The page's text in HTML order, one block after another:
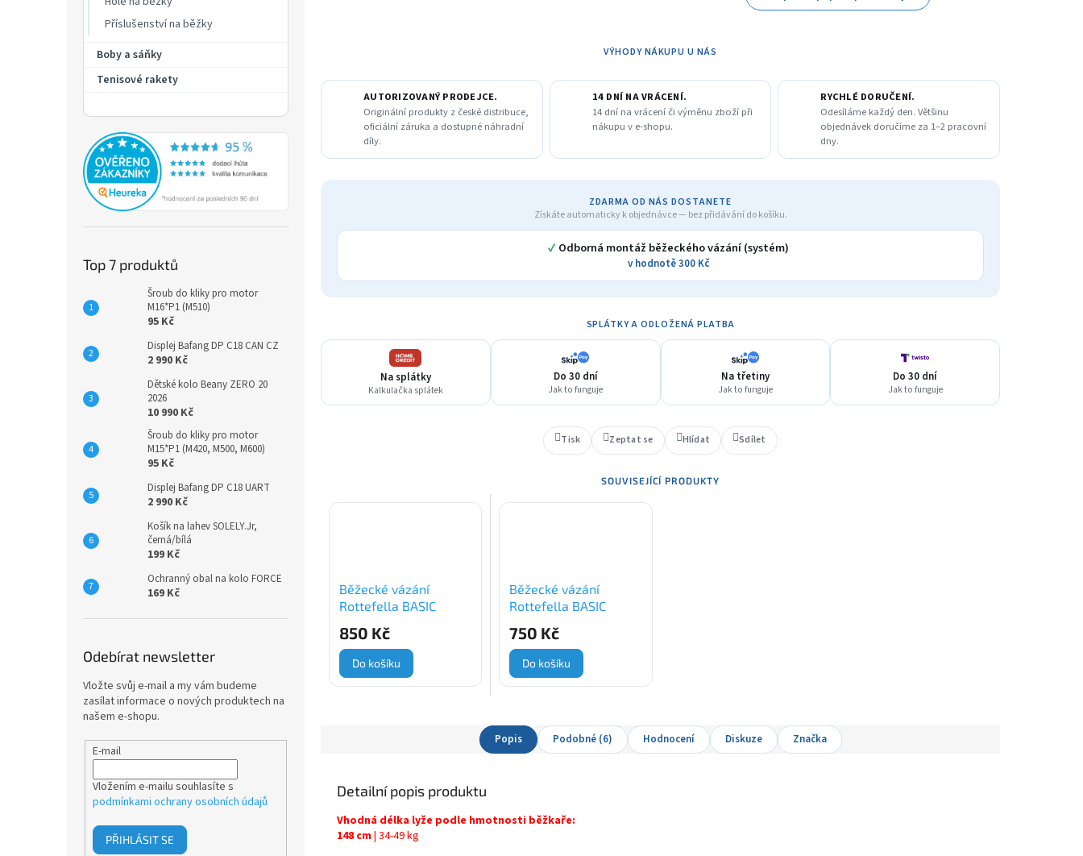
Příslušenství na běžky
Boby a sáňky
Tenisové rakety
Top 7 produktů
Šroub do kliky pro motor
M16*P1 (M510)
95 Kč
Displej Bafang DP C18 CAN CZ
2 990 Kč
Dětské kolo Beany ZERO 20
2026
10 990 Kč
Šroub do kliky pro motor
M15*P1 (M420, M500, M600)
95 Kč
Displej Bafang DP C18 UART
2 990 Kč
Košík na lahev SOLELY.Jr,
černá/bílá
199 Kč
Ochranný obal na kolo FORCE
169 Kč
Odebírat newsletter
Vložte svůj e-mail a my vám budeme
zasílat informace o nových produktech na
našem e-shopu.
E-mail
Vložením e-mailu souhlasíte s
podmínkami ochrany osobních údajů
PŘIHLÁSIT SE
VÝHODY NÁKUPU U NÁS
AUTORIZOVANÝ PRODEJCE.
Originální produkty z české distribuce,
oficiální záruka a dostupné náhradní
díly.
14 DNÍ NA VRÁCENÍ.
14 dní na vrácení či výměnu zboží při
nákupu v e-shopu.
RYCHLÉ DORUČENÍ.
Odesíláme každý den. Většinu
objednávek doručíme za 1–2 pracovní
dny.
ZDARMA OD NÁS DOSTANETE
Získáte automaticky k objednávce — bez přidávání do košíku.
✓ Odborná montáž běžeckého vázání (systém)
v hodnotě 300 Kč
SPLÁTKY A ODLOŽENÁ PLATBA
Na splátky
Kalkulačka splátek
Do 30 dní
Jak to funguje
Na třetiny
Jak to funguje
Do 30 dní
Jak to funguje
Tisk Zeptat se Hlídat Sdílet
SOUVISEJÍCÍ PRODUKTY
Běžecké vázání
Rottefella BASIC
850 Kč
Do košíku
Běžecké vázání
Rottefella BASIC
750 Kč
Do košíku
Popis Podobné (6) Hodnocení Diskuze Značka
Detailní popis produktu
Vhodná délka lyže podle hmotnosti běžkaře:
148 cm| 34-49 kg